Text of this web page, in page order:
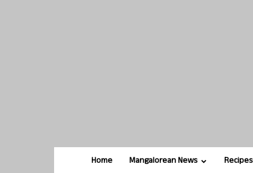
Home Mangalorean News Recipes